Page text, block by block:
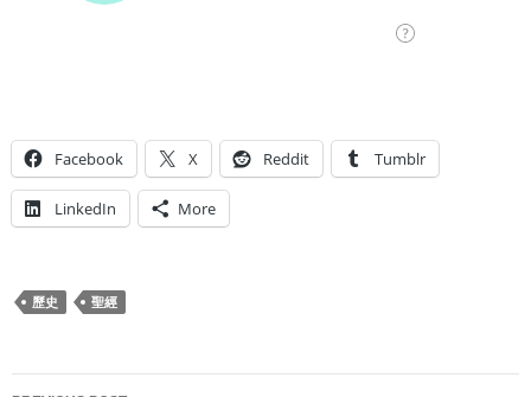
Facebook X Reddit Tumblr
LinkedIn More
歷史 聖經